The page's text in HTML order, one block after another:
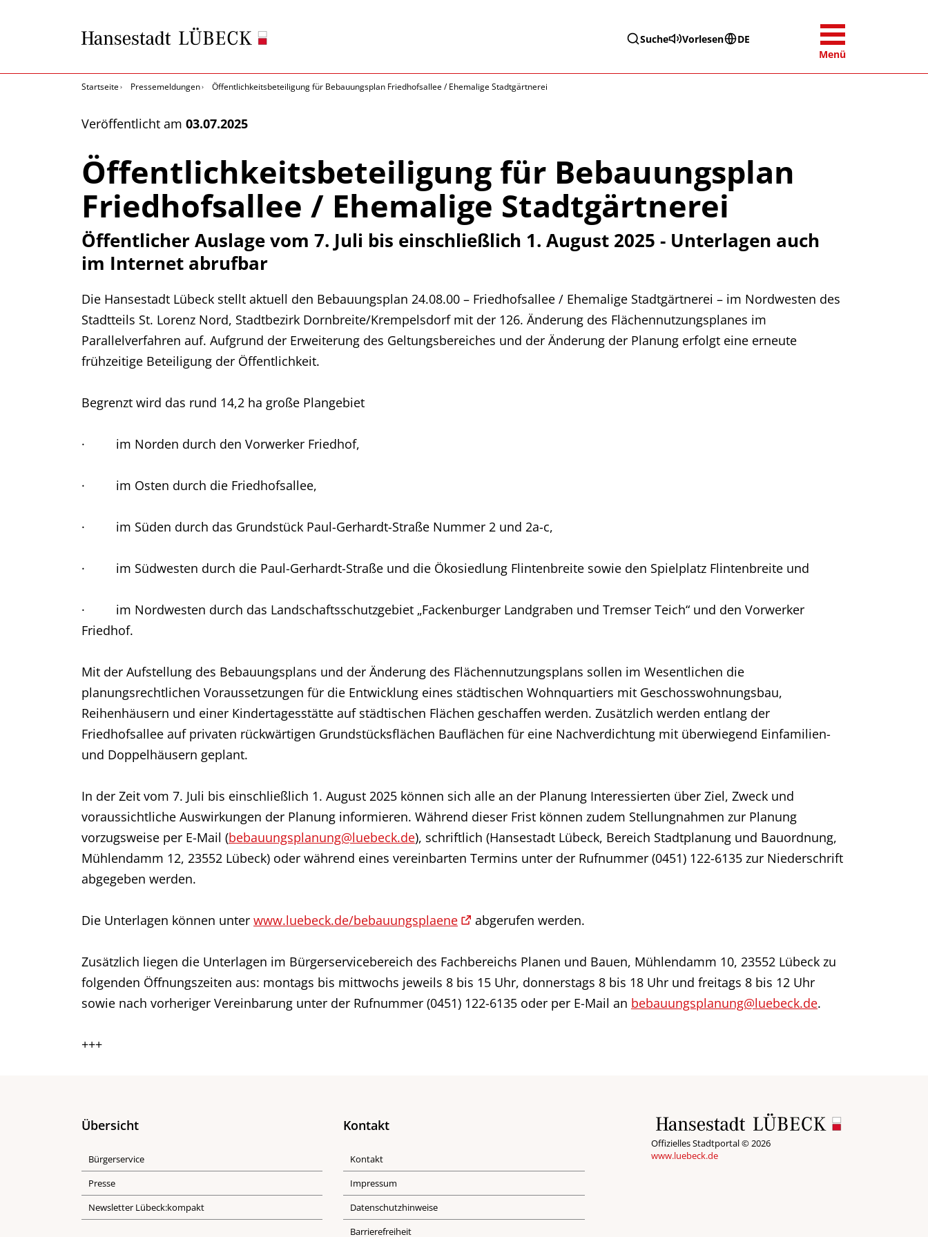
Suche Vorlesen
DE
Menü
Startseite Pressemeldungen Öffentlichkeitsbeteiligung für Bebauungsplan Friedhofsallee / Ehemalige Stadtgärtnerei
Veröffentlicht am 03.07.2025
Öffentlichkeitsbeteiligung für Bebauungsplan
Friedhofsallee / Ehemalige Stadtgärtnerei
Öffentlicher Auslage vom 7. Juli bis einschließlich 1. August 2025 - Unterlagen auch
im Internet abrufbar
Die Hansestadt Lübeck stellt aktuell den Bebauungsplan 24.08.00 – Friedhofsallee / Ehemalige Stadtgärtnerei – im Nordwesten des
Stadtteils St. Lorenz Nord, Stadtbezirk Dornbreite/Krempelsdorf mit der 126. Änderung des Flächennutzungsplanes im
Parallelverfahren auf. Aufgrund der Erweiterung des Geltungsbereiches und der Änderung der Planung erfolgt eine erneute
frühzeitige Beteiligung der Öffentlichkeit.
Begrenzt wird das rund 14,2 ha große Plangebiet
· im Norden durch den Vorwerker Friedhof,
· im Osten durch die Friedhofsallee,
· im Süden durch das Grundstück Paul-Gerhardt-Straße Nummer 2 und 2a-c,
· im Südwesten durch die Paul-Gerhardt-Straße und die Ökosiedlung Flintenbreite sowie den Spielplatz Flintenbreite und
· im Nordwesten durch das Landschaftsschutzgebiet „Fackenburger Landgraben und Tremser Teich“ und den Vorwerker
Friedhof.
Mit der Aufstellung des Bebauungsplans und der Änderung des Flächennutzungsplans sollen im Wesentlichen die
planungsrechtlichen Voraussetzungen für die Entwicklung eines städtischen Wohnquartiers mit Geschosswohnungsbau,
Reihenhäusern und einer Kindertagesstätte auf städtischen Flächen geschaffen werden. Zusätzlich werden entlang der
Friedhofsallee auf privaten rückwärtigen Grundstücksflächen Bauflächen für eine Nachverdichtung mit überwiegend Einfamilien-
und Doppelhäusern geplant.
In der Zeit vom 7. Juli bis einschließlich 1. August 2025 können sich alle an der Planung Interessierten über Ziel, Zweck und
voraussichtliche Auswirkungen der Planung informieren. Während dieser Frist können zudem Stellungnahmen zur Planung
vorzugsweise per E-Mail (bebauungsplanung@luebeck.de), schriftlich (Hansestadt Lübeck, Bereich Stadtplanung und Bauordnung,
Mühlendamm 12, 23552 Lübeck) oder während eines vereinbarten Termins unter der Rufnummer (0451) 122-6135 zur Niederschrift
abgegeben werden.
Die Unterlagen können unter www.luebeck.de/bebauungsplaene abgerufen werden.
Zusätzlich liegen die Unterlagen im Bürgerservicebereich des Fachbereichs Planen und Bauen, Mühlendamm 10, 23552 Lübeck zu
folgenden Öffnungszeiten aus: montags bis mittwochs jeweils 8 bis 15 Uhr, donnerstags 8 bis 18 Uhr und freitags 8 bis 12 Uhr
sowie nach vorheriger Vereinbarung unter der Rufnummer (0451) 122-6135 oder per E-Mail an bebauungsplanung@luebeck.de.
+++
Übersicht
Bürgerservice
Presse
Newsletter Lübeck:kompakt
Kontakt
Kontakt
Impressum
Datenschutzhinweise
Barrierefreiheit
Offizielles Stadtportal © 2026
www.luebeck.de